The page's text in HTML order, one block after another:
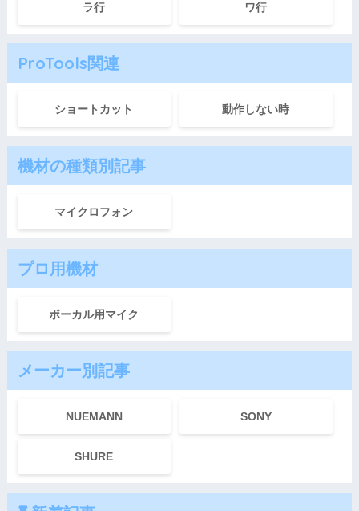
ラ行 ワ行
ProTools関連
ショートカット 動作しない時
機材の種類別記事
マイクロフォン
プロ用機材
ボーカル用マイク
メーカー別記事
NUEMANN SONY
SHURE